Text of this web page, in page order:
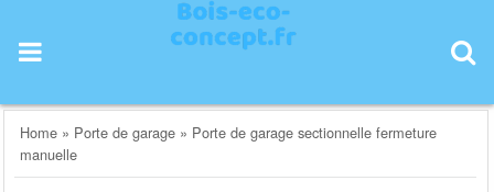
content
Home » Porte de garage » Porte de garage sectionnelle fermeture
manuelle